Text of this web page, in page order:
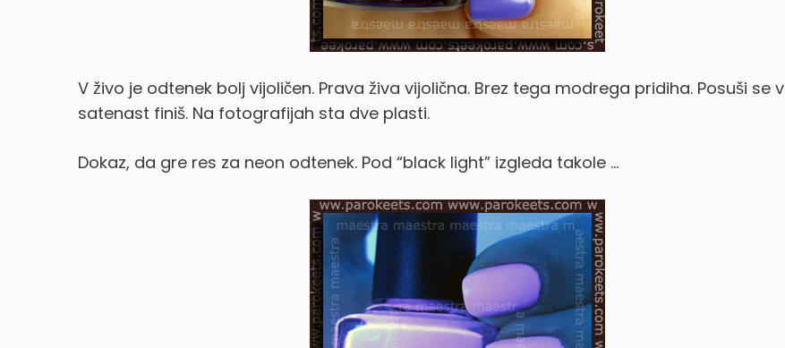
V živo je odtenek bolj vijoličen. Prava živa vijolična. Brez tega modrega pridiha. Posuši se v
satenast finiš. Na fotografijah sta dve plasti.
Dokaz, da gre res za neon odtenek. Pod “black light” izgleda takole …